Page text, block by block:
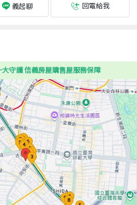
義起聊 回電給我
守護 信義房屋購售屋服務保障